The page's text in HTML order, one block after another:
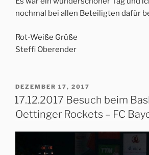
nochmal bei allen Beteiligten dafür
Rot-Weiße Grüße
Steffi Oberender
VERÖFFENTLICHT
AM
DEZEMBER 17, 2017
17.12.2017 Besuch beim
Oettinger Rockets – FC